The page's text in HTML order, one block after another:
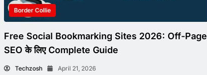
Border Collie
Free Social Bookmarking Sites 2026: Off-Page
SEO के लिए Complete Guide
Techzosh April 21, 2026